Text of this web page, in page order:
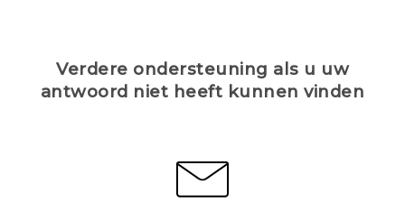
Verdere ondersteuning als u uw
antwoord niet heeft kunnen vinden